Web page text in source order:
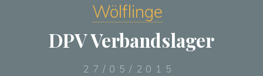
Wölflinge
DPV Verbandslager
27/05/2015